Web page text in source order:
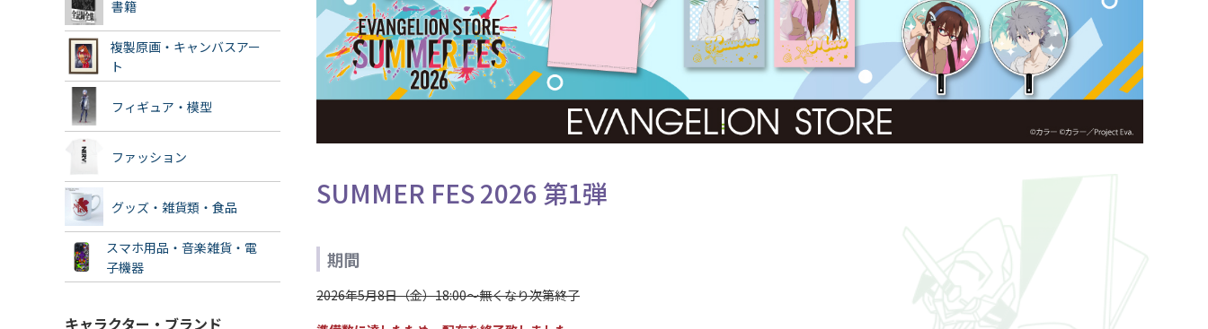
書籍
複製原画・キャンバスアー
ト
フィギュア・模型
ファッション
グッズ・雑貨類・食品
スマホ用品・音楽雑貨・電
子機器
キャラクター・ブランド
SUMMER FES 2026 第1弾
期間
2026年5月8日（金）18:00～無くなり次第終了